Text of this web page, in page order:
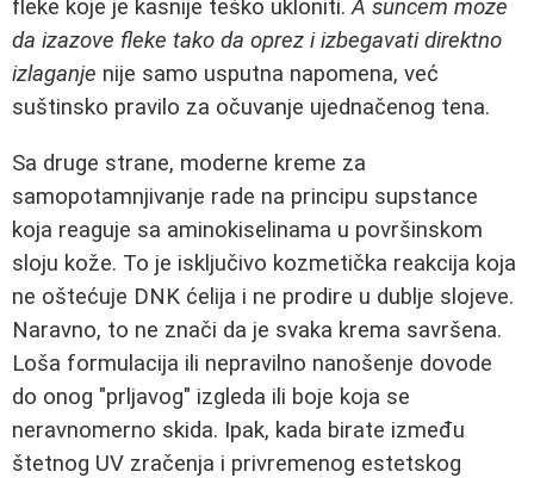
fleke koje je kasnije teško ukloniti.A suncem moze
da izazove fleke tako da oprez i izbegavati direktno
izlaganje nije samo usputna napomena, već
suštinsko pravilo za očuvanje ujednačenog tena.
Sa druge strane, moderne kreme za
samopotamnjivanje rade na principu supstance
koja reaguje sa aminokiselinama u površinskom
sloju kože. To je isključivo kozmetička reakcija koja
ne oštećuje DNK ćelija i ne prodire u dublje slojeve.
Naravno, to ne znači da je svaka krema savršena.
Loša formulacija ili nepravilno nanošenje dovode
do onog "prljavog" izgleda ili boje koja se
neravnomerno skida. Ipak, kada birate između
štetnog UV zračenja i privremenog estetskog